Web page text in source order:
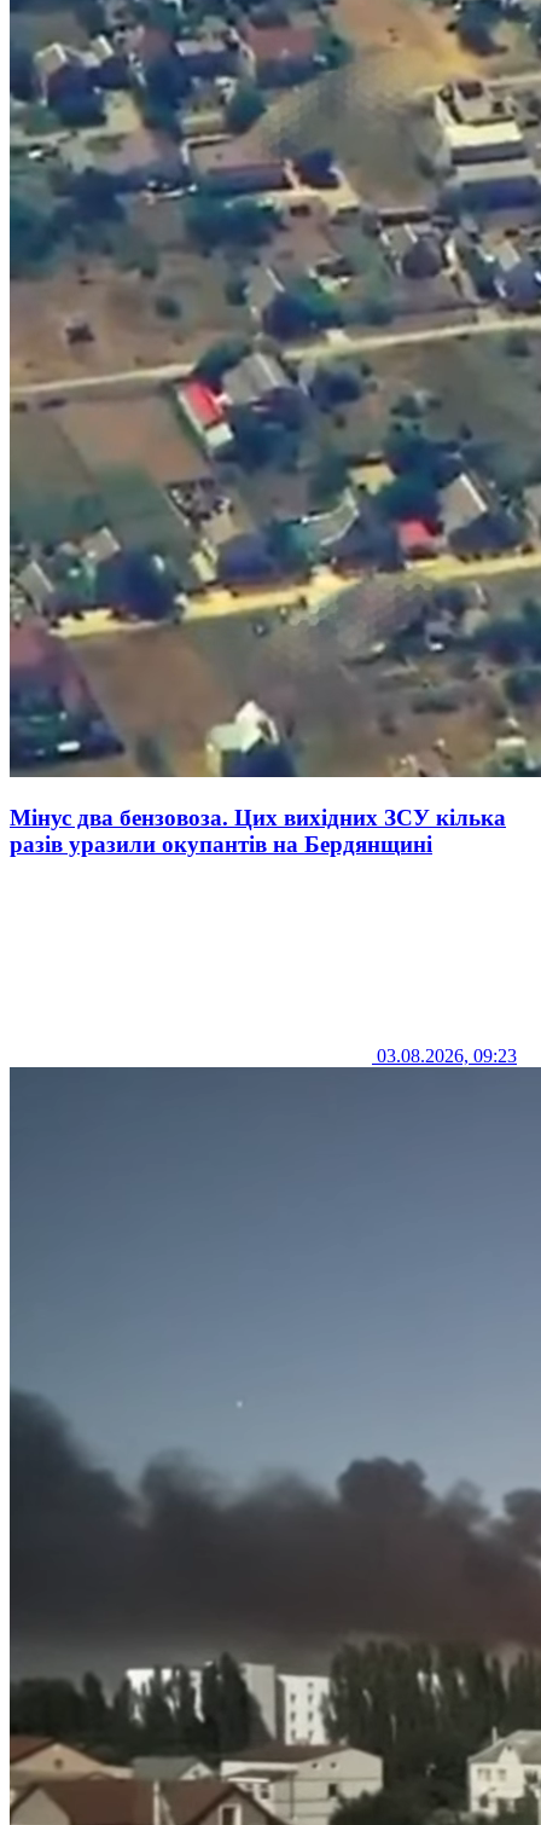
Мінус два бензовоза. Цих вихідних ЗСУ кілька
разів уразили окупантів на Бердянщині
03.08.2026, 09:23